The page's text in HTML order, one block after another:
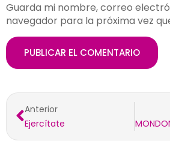
Guarda mi nombre, correo
navegador para la próxima vez
Anterior
Ejercítate